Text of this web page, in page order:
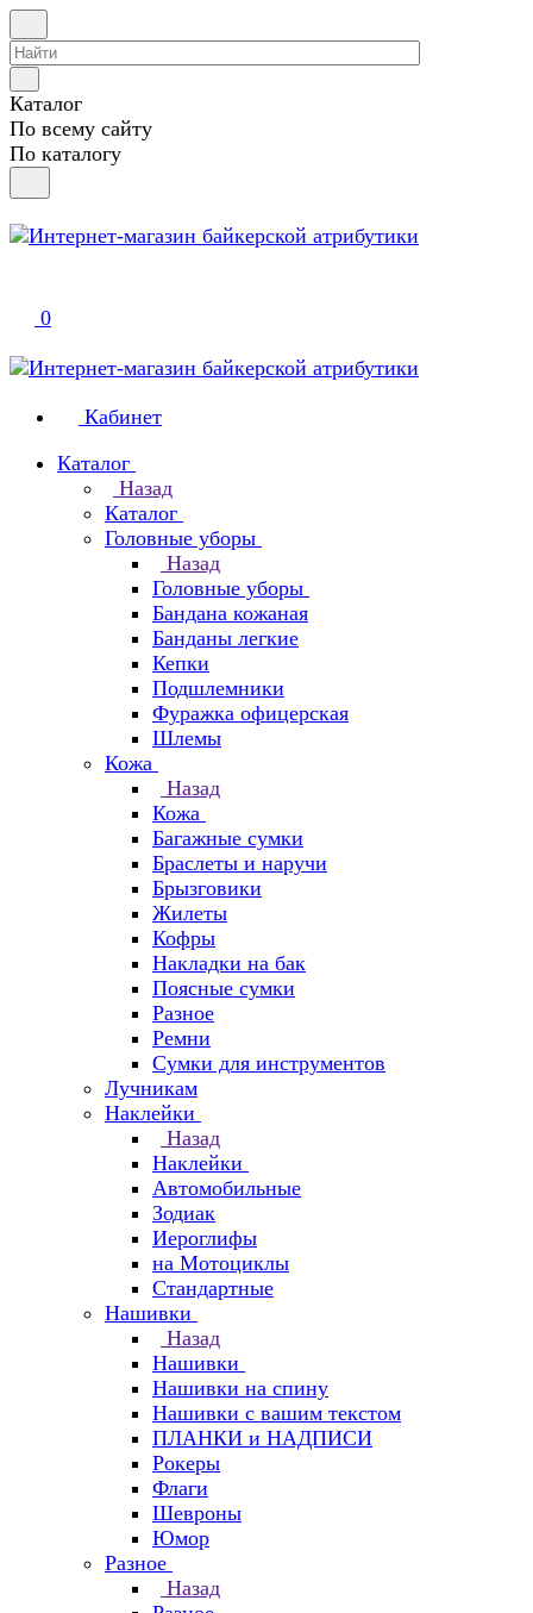
Каталог
По всему сайту
По каталогу
0
Кабинет
Каталог
Назад
Каталог
Головные уборы
Назад
Головные уборы
Бандана кожаная
Банданы легкие
Кепки
Подшлемники
Фуражка офицерская
Шлемы
Кожа
Назад
Кожа
Багажные сумки
Браслеты и наручи
Брызговики
Жилеты
Кофры
Накладки на бак
Поясные сумки
Разное
Ремни
Сумки для инструментов
Лучникам
Наклейки
Назад
Наклейки
Автомобильные
Зодиак
Иероглифы
на Мотоциклы
Стандартные
Нашивки
Назад
Нашивки
Нашивки на спину
Нашивки с вашим текстом
ПЛАНКИ и НАДПИСИ
Рокеры
Флаги
Шевроны
Юмор
Разное
Назад